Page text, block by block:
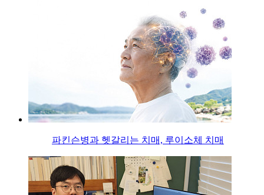
파킨슨병과 헷갈리는 치매, 루이소체 치매